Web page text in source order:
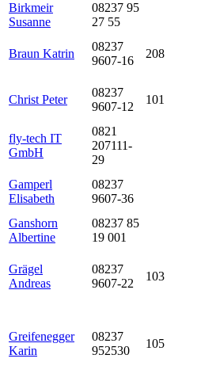
Birkmeir
Susanne
08237 95
27 55
Braun Katrin
08237
9607-16
208
Christ Peter
08237
9607-12
101
fly-tech IT
GmbH
0821
207111-
29
Gamperl
Elisabeth
08237
9607-36
Ganshorn
Albertine
08237 85
19 001
Grägel
Andreas
08237
9607-22
103
Greifenegger
Karin
08237
952530
105